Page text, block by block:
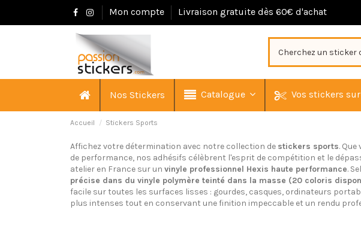
Mon compte Livraison gratuite dès 60€ d'achat
Nos Stickers Catalogue Vos stickers
Accueil Stickers Sports
Affichez votre détermination avec notre collection de stickers sports.
de performance, nos adhésifs célèbrent l'esprit de compétition et le
atelier en France sur un vinyle professionnel Hexis haute performance.
précise dans du vinyle polymère teinté dans la masse (20 coloris
facile sur toutes les surfaces lisses : gourdes, casques, ordinateurs
plus intenses tout en conservant une finition impeccable et un rendu